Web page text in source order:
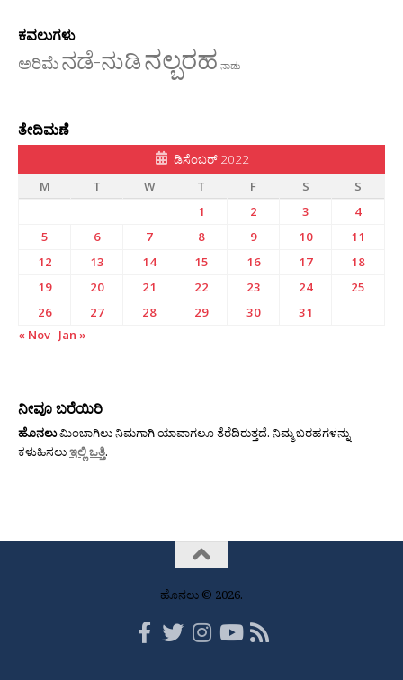
ಕವಲುಗಳು
ಅರಿಮೆನಡೆ-ನುಡಿನಲ್ಬರಹ ನಾಡು
ತೇದಿಮಣೆ
ಡಿಸೆಂಬರ್ 2022
M
T W T F S
S
1
2 3
4
5
6 7 8 9 10
11
12
13 14 15 16 17
18
19
20 21 22 23 24
25
26
27 28 29 30
31
« Nov Jan »
ನೀವೂ ಬರೆಯಿರಿ
ಹೊನಲುಮಿಂಬಾಗಿಲು ನಿಮಗಾಗಿ ಯಾವಾಗಲೂ ತೆರೆದಿರುತ್ತದೆ. ನಿಮ್ಮ ಬರಹಗಳನ್ನು
ಕಳುಹಿಸಲುಇಲ್ಲಿ ಒತ್ತಿ.
ಹೊನಲು © 2026.